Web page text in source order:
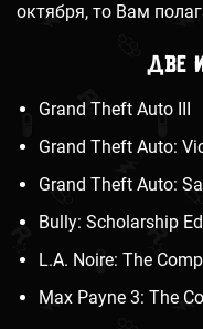
октября, то Вам
Две
Grand Theft Auto III
Grand Theft Auto:
Grand Theft Auto:
Bully: Scholarship
L.A. Noire: The
Max Payne 3: The